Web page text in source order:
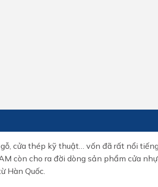
cửa thép kỹ thuật… vốn đã rất nổi
còn cho ra đời dòng sản phẩm cửa
Hàn Quốc.